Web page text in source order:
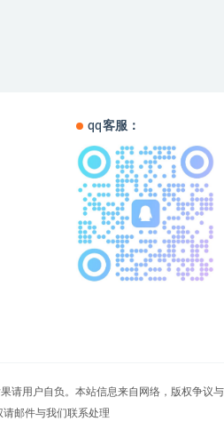
qq客服：
用户自负。本站信息来自网络，版权争议
邮件与我们联系处理